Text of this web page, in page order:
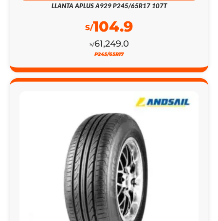
LLANTA APLUS A929 P245/65R17 107T
S/61,249.0
S/104.9
P245/65R17